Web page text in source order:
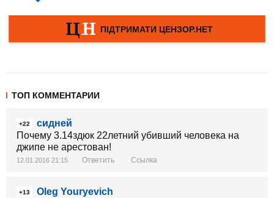
ТОП КОММЕНТАРИИ
+22
сидней
Почему 3.14здюк 22летний убивший человека на
джипе не арестован!
12.01.2016 21:15 Ответить Ссылка
+13
Oleg Youryevich